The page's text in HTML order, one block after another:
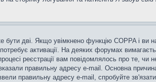
дві. Якщо увімкнено функцію COPPA і ви
активації. На деяких форумах
реєстрації вам повідомлялось про те, чи
правильну адресу e-mail. Основна
правильну адресу e-mail, спробуйте